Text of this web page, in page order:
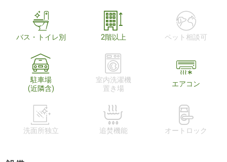
バス・トイレ別 2階以上 ペット相談可
駐車場
(近隣含)
室内洗濯機
置き場
エアコン
洗面所独立 追焚機能 オートロック